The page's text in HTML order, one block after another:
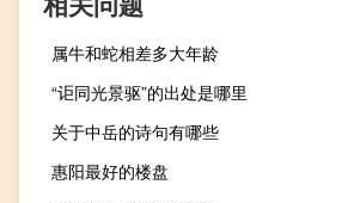
属牛和蛇相差多大年龄
“讵同光景驱”的出处是哪里
关于中岳的诗句有哪些
惠阳最好的楼盘